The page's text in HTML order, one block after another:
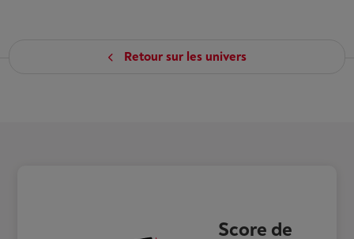
Retour sur les univers
Score de